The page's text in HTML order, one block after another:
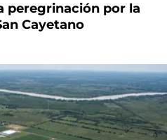
peregrinación por la
Cayetano